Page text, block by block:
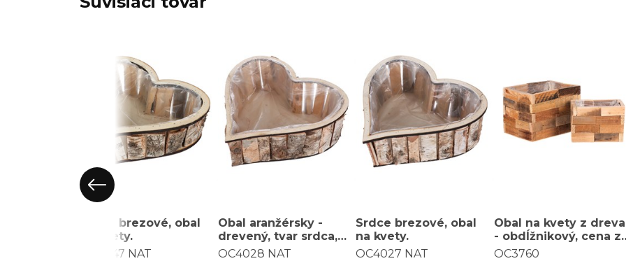
Srdce brezové, obal
na kvety.
OC4047 NAT
Obal aranžérsky -
drevený, tvar srdca,
farba prírodná
OC4028 NAT
Srdce brezové, obal
na kvety.
OC4027 NAT
Obal na kvety z dreva
- obdĺžnikový, cena za
sadu 2 ks
OC3760